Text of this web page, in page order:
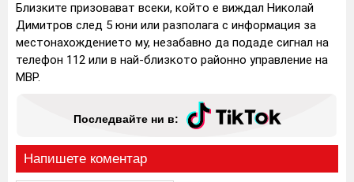
Близките призовават всеки, който е виждал Николай
Димитров след 5 юни или разполага с информация за
местонахождението му, незабавно да подаде сигнал на
телефон 112 или в най-близкото районно управление на
МВР.
Последвайте ни в: